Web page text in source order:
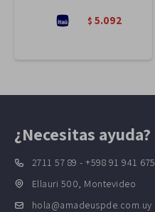
$ 5.092
¿Necesitas ayuda?
2711 57 89 - +598 91 941 675
Ellauri 500, Montevideo
hola@amadeuspde.com.uy